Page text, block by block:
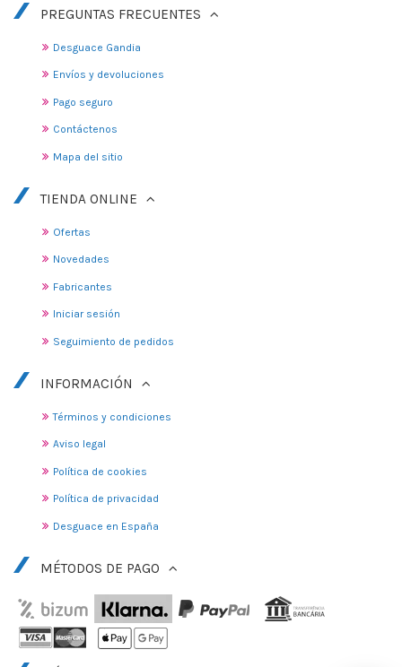
PREGUNTAS FRECUENTES
Desguace Gandia
Envíos y devoluciones
Pago seguro
Contáctenos
Mapa del sitio
TIENDA ONLINE
Ofertas
Novedades
Fabricantes
Iniciar sesión
Seguimiento de pedidos
INFORMACIÓN
Términos y condiciones
Aviso legal
Política de cookies
Política de privacidad
Desguace en España
MÉTODOS DE PAGO